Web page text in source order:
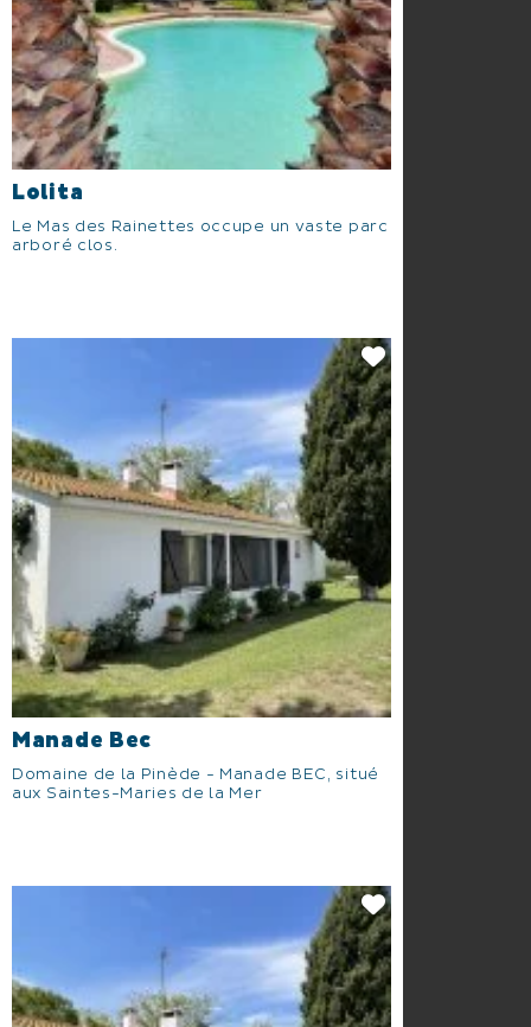
Lolita
Le Mas des Rainettes occupe un vaste parc
arboré clos.
Manade Bec
Domaine de la Pinède - Manade BEC, situé
aux Saintes-Maries de la Mer